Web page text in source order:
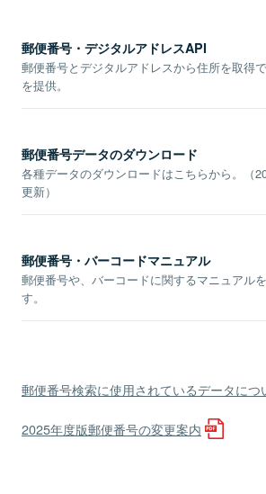
郵便番号・デジタルアドレスAPI
郵便番号とデジタルアドレスから住所を取得
を提供。
郵便番号データのダウンロード
各種データのダウンロードはこちらから。（
更新）
郵便番号・バーコードマニュアル
郵便番号や、バーコードに関するマニュアル
す。
郵便番号検索に使用されているデータにつ
2025年度版郵便番号の変更案内